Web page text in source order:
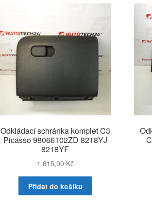
Odkládací schránka komplet C3
Picasso 98066102ZD 8218YJ
8218YF
1 815,00 Kč
Přidat do košíku